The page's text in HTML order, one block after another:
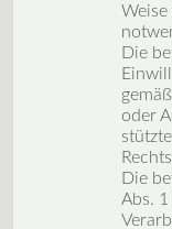
Die
oder
Die
Abs.